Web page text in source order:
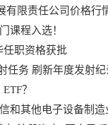
有限责任公司价格行
课程入选！
任职资格获批
任务 刷新年度发射纪
？
和其他电子设备制造